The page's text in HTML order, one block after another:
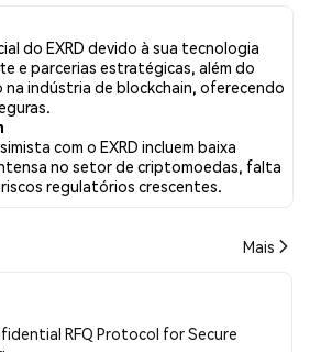
sociais foi Neutro. Por fim, foram
sobre EXRD. No Twitter, NaN%
um sentimento otimista em
dos tweets com sentimento pessimista
tweets foram neutros em relação a
são baseados em 0 tweets.
do EXRD devido à sua tecnologia
e parcerias estratégicas, além do
indústria de blockchain, oferecendo
com o EXRD incluem baixa
no setor de criptomoedas, falta
regulatórios crescentes.
Mais
RFQ Protocol for Secure